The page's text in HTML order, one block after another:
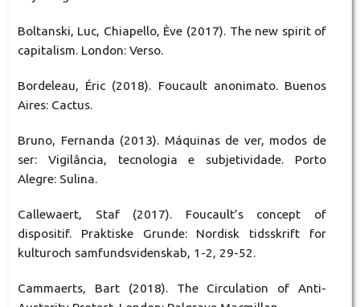
Boltanski, Luc, Chiapello, Ève (2017). The new spirit of
capitalism. London: Verso.
Bordeleau, Éric (2018). Foucault anonimato. Buenos
Aires: Cactus.
Bruno, Fernanda (2013). Máquinas de ver, modos de
ser: Vigilância, tecnologia e subjetividade. Porto
Alegre: Sulina.
Callewaert, Staf (2017). Foucault’s concept of
dispositif. Praktiske Grunde: Nordisk tidsskrift for
kulturoch samfundsvidenskab, 1-2, 29-52.
Cammaerts, Bart (2018). The Circulation of Anti-